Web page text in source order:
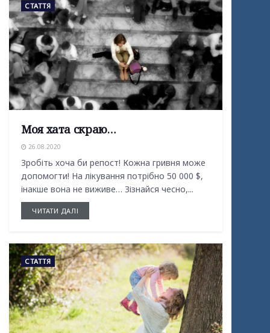
СТАТТЯ
Моя хата скраю…
26.08.2020
Зробіть хоча би репост! Кожна гривня може
допомогти! На лікування потрібно 50 000 $,
інакше вона не виживе… Зізнайся чесно,...
ЧИТАТИ ДАЛІ
СТАТТЯ